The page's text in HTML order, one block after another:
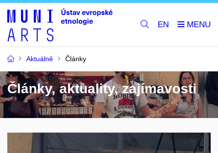
EN
Aktuálně Články
Články, aktuality, zajímavosti